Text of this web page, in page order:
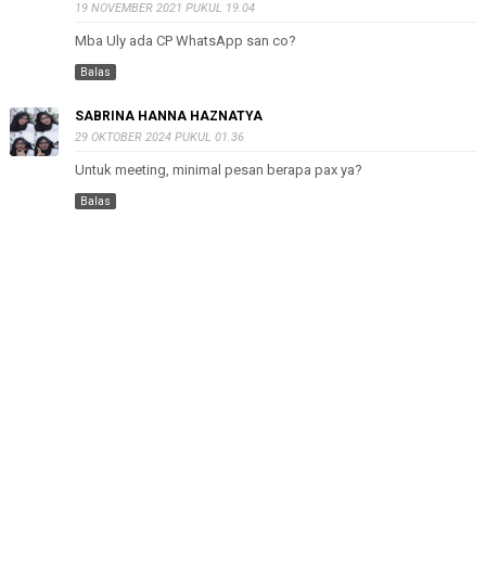
19 NOVEMBER 2021 PUKUL 19.04
Mba Uly ada CP WhatsApp san co?
Balas
SABRINA HANNA HAZNATYA
29 OKTOBER 2024 PUKUL 01.36
Untuk meeting, minimal pesan berapa pax ya?
Balas